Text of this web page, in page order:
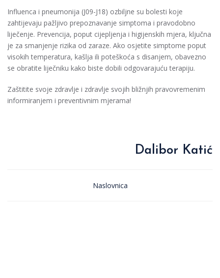
Influenca i pneumonija (J09-J18) ozbiljne su bolesti koje
zahtijevaju pažljivo prepoznavanje simptoma i pravodobno
liječenje. Prevencija, poput cijepljenja i higijenskih mjera, ključna
je za smanjenje rizika od zaraze. Ako osjetite simptome poput
visokih temperatura, kašlja ili poteškoća s disanjem, obavezno
se obratite liječniku kako biste dobili odgovarajuću terapiju.
Zaštitite svoje zdravlje i zdravlje svojih bližnjih pravovremenim
informiranjem i preventivnim mjerama!
Dalibor Katić
Naslovnica